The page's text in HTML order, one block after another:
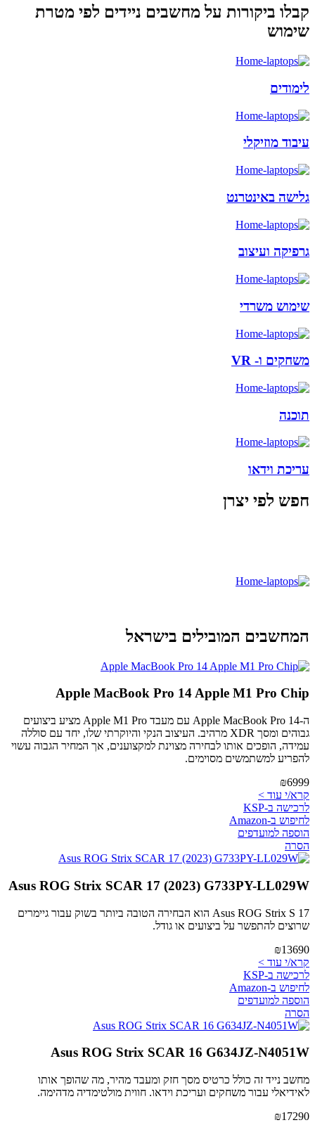
קבלו ביקורות על מחשבים ניידים לפי מטרת
שימוש
לימודים
עיבוד מוזיקלי
גלישה באינטרנט
גרפיקה ועיצוב
שימוש משרדי
משחקים ו- VR
תוכנה
עריכת וידאו
חפש לפי יצרן
המחשבים המובילים בישראל
Apple MacBook Pro 14 Apple M1 Pro Chip
ה-Apple MacBook Pro 14 עם מעבד Apple M1 Pro מציע ביצועים
גבוהים ומסך XDR מרהיב. העיצוב הנקי והיוקרתי שלו, יחד עם סוללה
עמידה, הופכים אותו לבחירה מצוינת למקצוענים, אך המחיר הגבוה עשוי
להפריע למשתמשים מסוימים.
₪6999
קרא/י עוד >
לרכישה ב-KSP
לחיפוש ב-Amazon
הוספה למועדפים
הסרה
Asus ROG Strix SCAR 17 (2023) G733PY-LL029W
Asus ROG Strix S 17 הוא הבחירה הטובה ביותר בשוק עבור גיימרים
שרוצים להתפשר על ביצועים או גודל.
₪13690
קרא/י עוד >
לרכישה ב-KSP
לחיפוש ב-Amazon
הוספה למועדפים
הסרה
Asus ROG Strix SCAR 16 G634JZ-N4051W
מחשב נייד זה כולל כרטיס מסך חזק ומעבד מהיר, מה שהופך אותו
לאידיאלי עבור משחקים ועריכת וידאו. חווית מולטימדיה מדהימה.
₪17290